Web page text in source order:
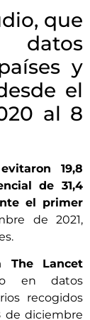
que
y
el
al 8
evitaron 19,8
de 31,4
el primer
de 2021,
The Lancet
en datos
recogidos
de diciembre